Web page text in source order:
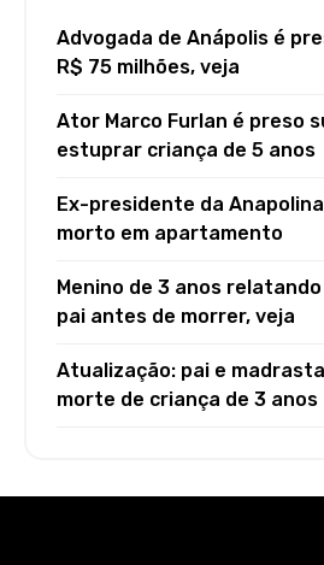
Advogada de Anápolis é
R$ 75 milhões, veja
Ator Marco Furlan é preso
estuprar criança de 5 anos
Ex-presidente da
morto em apartamento
Menino de 3 anos
pai antes de morrer, veja
Atualização: pai e
morte de criança de 3 anos